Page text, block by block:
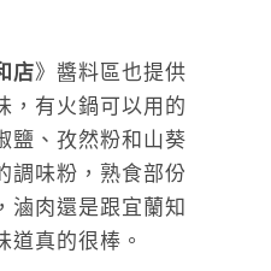
店》醬料區也提供
，有火鍋可以用的
鹽、孜然粉和山葵
調味粉，熟食部份
滷肉還是跟宜蘭知
道真的很棒。